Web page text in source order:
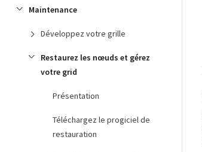
Maintenance
Développez votre grille
Restaurez les nœuds et gérez
votre grid
Présentation
Téléchargez le progiciel de
restauration